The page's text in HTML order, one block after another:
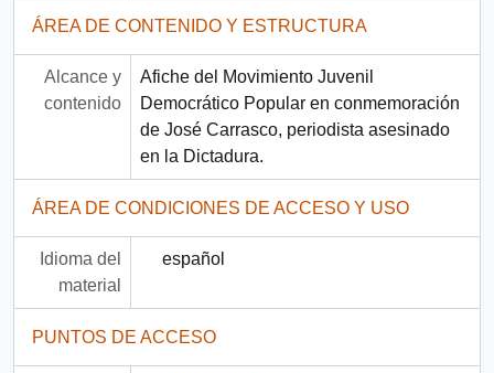
ÁREA DE CONTENIDO Y ESTRUCTURA
Alcance y
contenido
Afiche del Movimiento Juvenil
Democrático Popular en conmemoración
de José Carrasco, periodista asesinado
en la Dictadura.
ÁREA DE CONDICIONES DE ACCESO Y USO
Idioma del
material
español
PUNTOS DE ACCESO